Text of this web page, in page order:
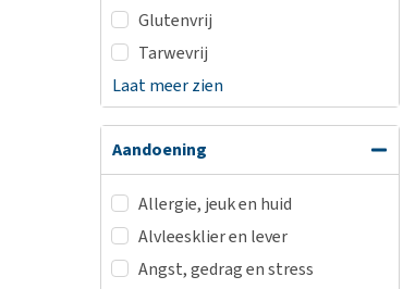
Glutenvrij
Tarwevrij
Laat meer zien
Aandoening
Allergie, jeuk en huid
Alvleesklier en lever
Angst, gedrag en stress